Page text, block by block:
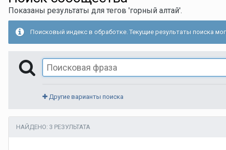
Показаны результаты для тегов 'горный алтай'.
Поисковый индекс в обработке. Текущие результаты поиска
Другие варианты поиска
НАЙДЕНО: 3 РЕЗУЛЬТАТА